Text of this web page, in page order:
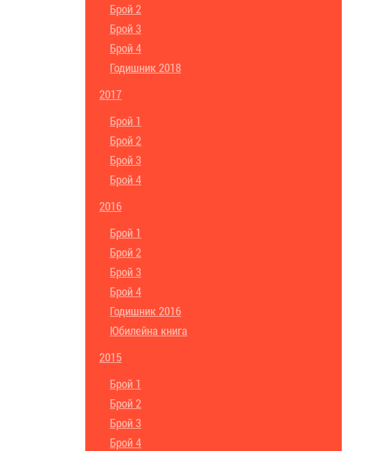
Брой 2
Брой 3
Брой 4
Годишник 2018
2017
Брой 1
Брой 2
Брой 3
Брой 4
2016
Брой 1
Брой 2
Брой 3
Брой 4
Годишник 2016
Юбилейна книга
2015
Брой 1
Брой 2
Брой 3
Брой 4